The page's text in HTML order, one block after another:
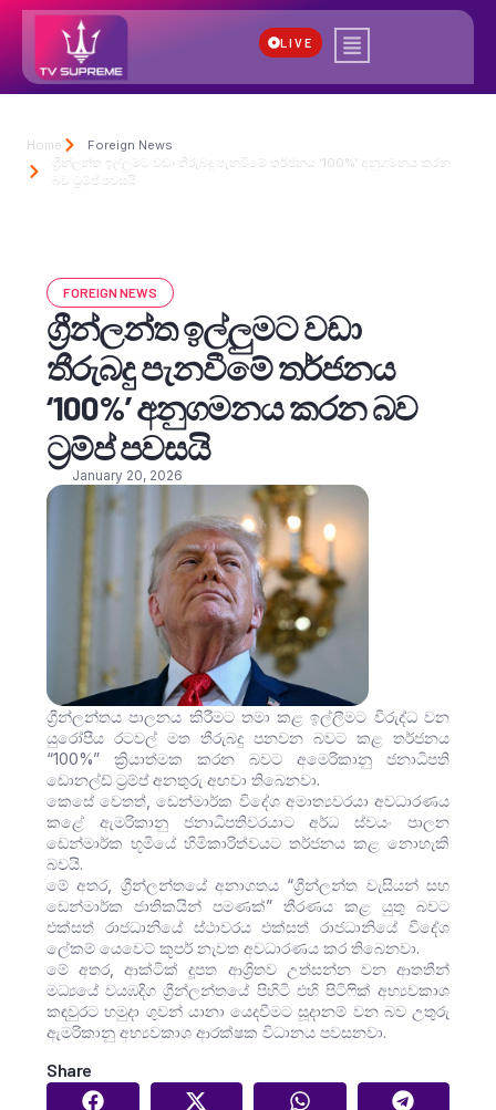
LIVE
Home
Foreign News
ග්‍රීන්ලන්ත ඉල්ලුමට වඩා තීරුබදු පැනවීමේ තර්ජනය ‘100%’ අනුගමනය කරන
බව ට්‍රම්ප් පවසයි
FOREIGN NEWS
ග්‍රීන්ලන්ත ඉල්ලුමට වඩා
තීරුබදු පැනවීමේ තර්ජනය
‘100%’ අනුගමනය කරන බව
ට්‍රම්ප් පවසයි
January 20, 2026
ග්‍රීන්ලන්තය පාලනය කිරීමට තමා කළ ඉල්ලීමට විරුද්ධ වන
යුරෝපීය රටවල් මත තීරුබදු පනවන බවට කළ තර්ජනය
“100%” ක්‍රියාත්මක කරන බවට අමෙරිකානු ජනාධිපති
ඩොනල්ඩ් ට්‍රම්ප් අනතුරු අඟවා තිබෙනවා.
කෙසේ වෙතත්, ඩෙන්මාර්ක විදේශ අමාත්‍යවරයා අවධාරණය
කළේ ඇමරිකානු ජනාධිපතිවරයාට අර්ධ ස්වයං පාලන
ඩෙන්මාර්ක භූමියේ හිමිකාරිත්වයට තර්ජනය කළ නොහැකි
බවයි.
මේ අතර, ග්‍රීන්ලන්තයේ අනාගතය “ග්‍රීන්ලන්ත වැසියන් සහ
ඩෙන්මාර්ක ජාතිකයින් පමණක්” තීරණය කළ යුතු බවට
එක්සත් රාජධානියේ ස්ථාවරය එක්සත් රාජධානියේ විදේශ
ලේකම් යෙවෙට් කූපර් නැවත අවධාරණය කර තිබෙනවා.
මේ අතර, ආක්ටික් දූපත ආශ්‍රිතව උත්සන්න වන ආතතීන්
මධ්‍යයේ වයඹදිග ග්‍රීන්ලන්තයේ පිහිටි එහි පිටිෆික් අභ්‍යවකාශ
කඳවුරට හමුදා ගුවන් යානා යෙදවීමට සූදානම් වන බව උතුරු
ඇමරිකානු අභ්‍යවකාශ ආරක්ෂක විධානය පවසනවා.
Share